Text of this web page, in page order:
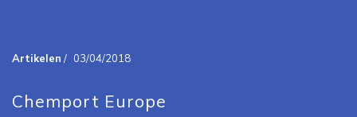
Artikelen / 03/04/2018
Chemport Europe